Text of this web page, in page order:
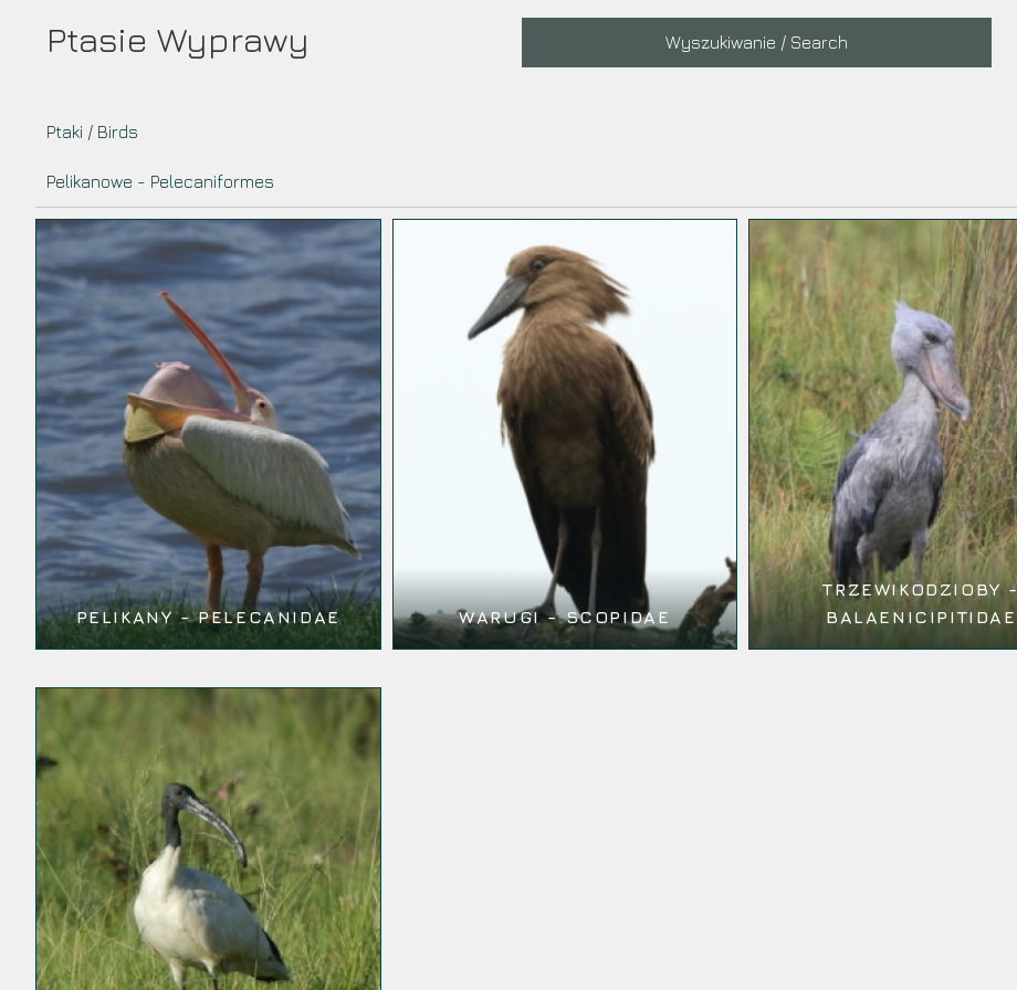
Ptasie Wyprawy
navigation
Wyszukiwanie / Search
Ptaki / Birds
Pelikanowe - Pelecaniformes
PELIKANY - PELECANIDAE WARUGI - SCOPIDAE
TRZEWIKODZIOBY -
BALAENICIPITIDAE